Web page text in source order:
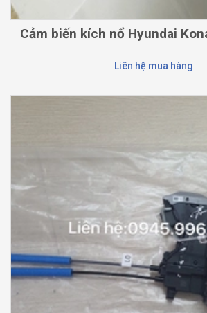
Cảm biến kích nổ Hyundai
Liên hệ mua hàng